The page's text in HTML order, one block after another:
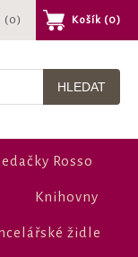
(0) Košík (0)
Rosso
Knihovny
židle